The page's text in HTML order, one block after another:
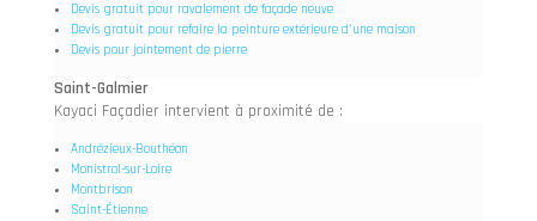
Devis gratuit pour ravalement de façade neuve
Devis gratuit pour refaire la peinture extérieure d'une maison
Devis pour jointement de pierre
Saint-Galmier
Kayaci Façadier intervient à proximité de :
Andrézieux-Bouthéon
Monistrol-sur-Loire
Montbrison
Saint-Étienne